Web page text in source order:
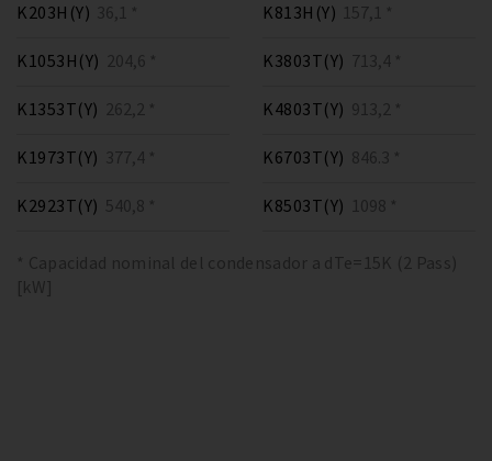
K203H(Y) 36,1 * K813H(Y) 157,1 *
K1053H(Y) 204,6 *
K1353T(Y) 262,2 *
K1973T(Y) 377,4 *
K2923T(Y) 540,8 *
K3803T(Y) 713,4 *
K4803T(Y) 913,2 *
K6703T(Y) 846.3 *
K8503T(Y) 1098 *
* Capacidad nominal del condensador a dTe=15K (2 Pass)
[kW]